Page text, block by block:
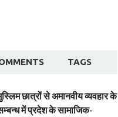
TAGS
छात्रों से अमानवीय व्यवहार के
में प्रदेश के सामाजिक-